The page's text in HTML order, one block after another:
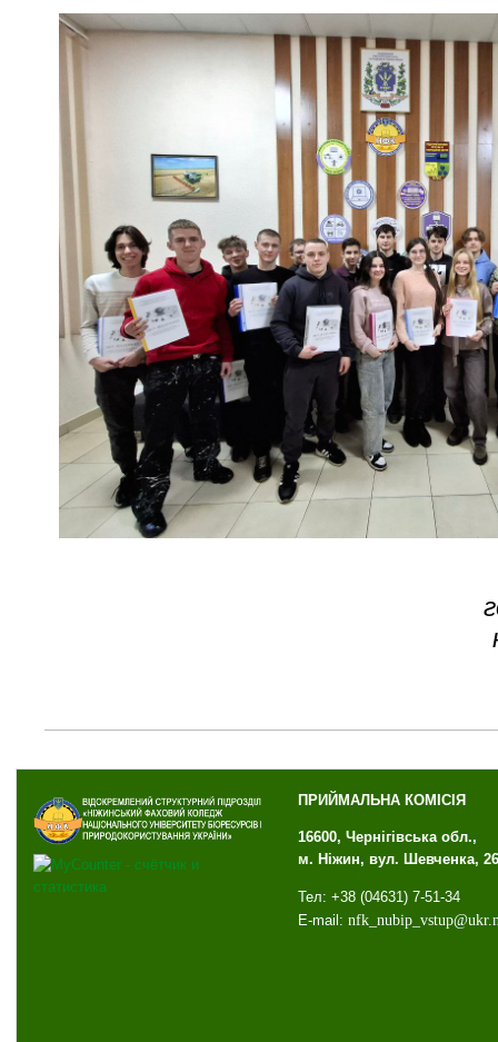
ПРИЙМАЛЬНА КОМІСІЯ
16600, Чернігівська обл.,
м. Ніжин, вул. Шевченка, 26
Тел: +38 (04631) 7-51-34
E-mail: nfk_ nubip_ vstup@ukr.